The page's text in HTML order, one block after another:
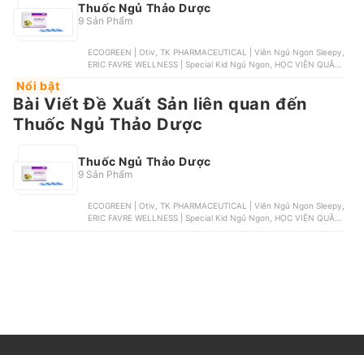
Thuốc Ngủ Thảo Dược
9 Sản Phẩm
ECOGREEN | Otiv, TK PHARMACEUTICAL | Viên Ngủ Ngon Sleepy,
ERIC FAVRE WELLNESS | Special Kid Ngủ Ngon, HỌC VIỆN QUÂN
Nổi bật
Bài Viết Đề Xuất Sản liên quan đến
Thuốc Ngủ Thảo Dược
Thuốc Ngủ Thảo Dược
9 Sản Phẩm
ECOGREEN | Otiv, TK PHARMACEUTICAL | Viên Ngủ Ngon Sleepy,
ERIC FAVRE WELLNESS | Special Kid Ngủ Ngon, HỌC VIỆN QUÂN